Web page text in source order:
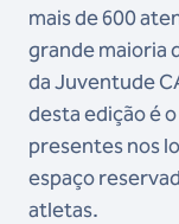
mais de 600
grande maioria
da Juventude
desta edição é
presentes nos
espaço
atletas.